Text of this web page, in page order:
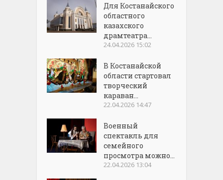
Для Костанайского
областного
казахского
драмтеатра...
24.04.2026 15:02
В Костанайской
области стартовал
творческий
караван...
22.04.2026 14:47
Военный
спектакль для
семейного
просмотра можно...
22.04.2026 13:04